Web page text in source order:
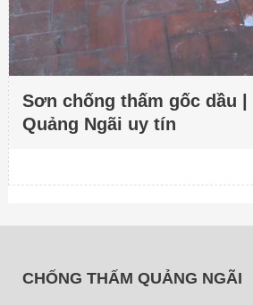
Sơn chống thấm gốc dầu |
Quảng Ngãi uy tín
CHỐNG THẤM QUẢNG NGÃI